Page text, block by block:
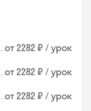
от 2282 ₽ / урок
от 2282 ₽ / урок
от 2282 ₽ / урок